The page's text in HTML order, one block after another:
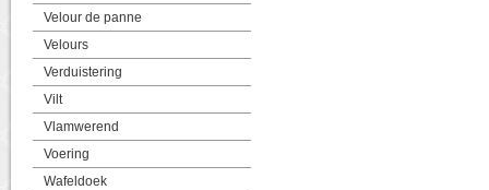
Velour de panne
Velours
Verduistering
Vilt
Vlamwerend
Voering
Wafeldoek